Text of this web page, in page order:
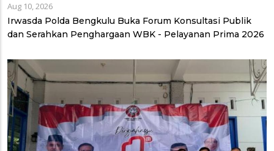
Aug 10, 2026
Irwasda Polda Bengkulu Buka Forum Konsultasi Publik
dan Serahkan Penghargaan WBK - Pelayanan Prima 2026